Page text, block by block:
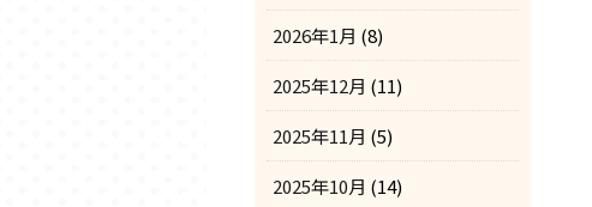
2026年1月 (8)
2025年12月 (11)
2025年11月 (5)
2025年10月 (14)